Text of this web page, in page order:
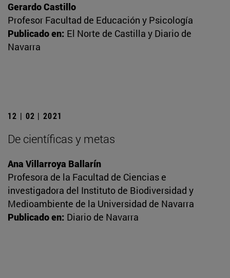
Gerardo Castillo
Profesor Facultad de Educación y Psicología
Publicado en: El Norte de Castilla y Diario de
Navarra
12 | 02 | 2021
De científicas y metas
Ana Villarroya Ballarín
Profesora de la Facultad de Ciencias e
investigadora del Instituto de Biodiversidad y
Medioambiente de la Universidad de Navarra
Publicado en: Diario de Navarra